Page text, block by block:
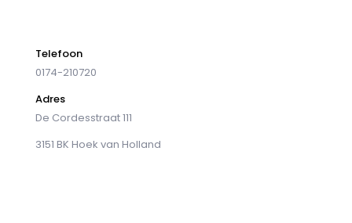
Telefoon
0174-210720
Adres
De Cordesstraat 111
3151 BK Hoek van Holland